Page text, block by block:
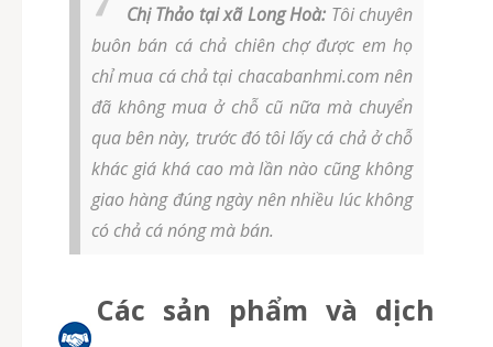
Chị Thảo tại xã Long Hoà: Tôi chuyên
buôn bán cá chả chiên chợ được em họ
chỉ mua cá chả tại chacabanhmi.com nên
đã không mua ở chỗ cũ nữa mà chuyển
qua bên này, trước đó tôi lấy cá chả ở chỗ
khác giá khá cao mà lần nào cũng không
giao hàng đúng ngày nên nhiều lúc không
có chả cá nóng mà bán.
Các sản phẩm và dịch